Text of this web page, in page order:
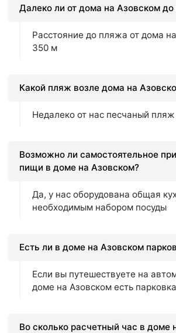
Далеко ли от дома на Азовском
Расстояние до пляжа от дома
350 м
Какой пляж возле дома на
Недалеко от нас песчаный пляж
Возможно ли самостоятельное
пищи в доме на Азовском?
Да, у нас оборудована общая
необходимым набором посуды
Есть ли в доме на Азовском
Если вы путешествуете на
доме на Азовском есть парковка
Во сколько расчетный час в доме